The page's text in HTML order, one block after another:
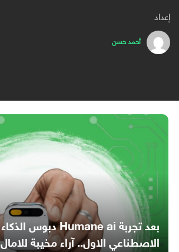
إعداد
أحمد حسن
بعد تجربة Humane ai دبوس الذكاء
الاصطناعي الاول.. آراء مخيبة للامال